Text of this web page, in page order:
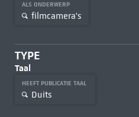
ALS ONDERWERP
filmcamera's
TYPE
Taal
HEEFT PUBLICATIE TAAL
Duits